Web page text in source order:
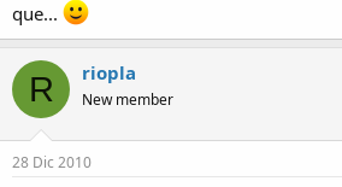
que...
R riopla
New member
28 Dic 2010